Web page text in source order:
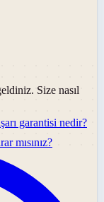
Size nasıl
garantisi nedir?
mısınız?